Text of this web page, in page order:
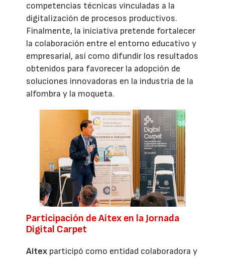
competencias técnicas vinculadas a la
digitalización de procesos productivos.
Finalmente, la iniciativa pretende fortalecer
la colaboración entre el entorno educativo y
empresarial, así como difundir los resultados
obtenidos para favorecer la adopción de
soluciones innovadoras en la industria de la
alfombra y la moqueta.
Participación de Aitex en la Jornada
Digital Carpet
Aitex participó como entidad colaboradora y